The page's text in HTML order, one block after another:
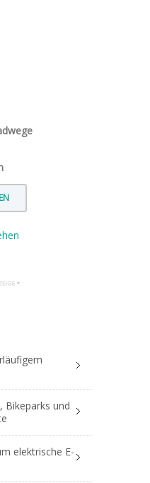
Bikeparks und
elektrische E-